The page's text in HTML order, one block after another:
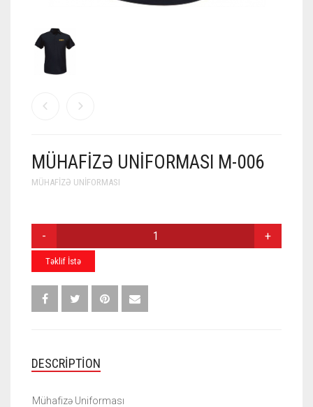
MÜHAFIZƏ UNIFORMASI M-006
MÜHAFIZƏ UNIFORMASI
Təklif İstə
DESCRIPTION
Mühafizə Uniforması